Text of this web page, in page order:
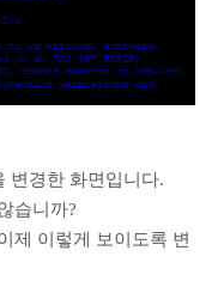
변경한 화면입니다.
습니까?
제 이렇게 보이도록 변